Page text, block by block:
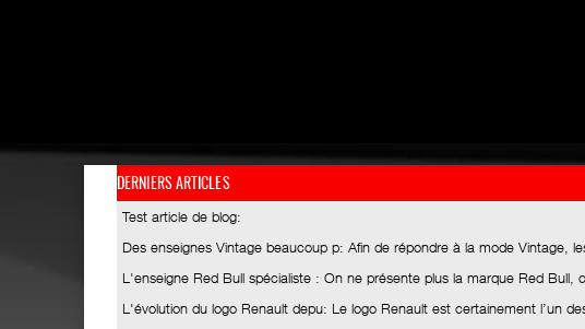
DERNIERS ARTICLES
Test article de blog:
Des enseignes Vintage beaucoup p: Afin de répondre à la mode Vintage,
L'enseigne Red Bull spécialiste : On ne présente plus la marque Red Bull,
L'évolution du logo Renault depu: Le logo Renault est certainement l’un